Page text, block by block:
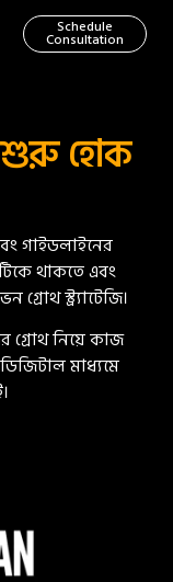
Schedule
Consultation
শুরু হোক
গাইডলাইনের
থাকতে এবং
গ্রোথ স্ট্র্যাটেজি।
গ্রোথ নিয়ে কাজ
মাধ্যমে